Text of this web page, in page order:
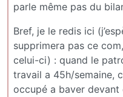
parle même pas du
Bref, je le redis ici
supprimera pas ce
celui-ci) : quand le
travail a 45h/semaine,
occupé a baver